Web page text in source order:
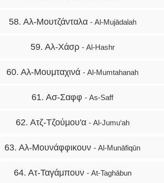
58. Αλ-Μουτζάνταλα - Al-Mujādalah
59. Αλ-Χάσρ - Al-Hashr
60. Αλ-Μουμταχινά - Al-Mumtahanah
61. Ασ-Σαφφ - As-Saff
62. Ατζ-Τζούμου'α - Al-Jumu‘ah
63. Αλ-Μουνάφφικουν - Al-Munāfiqūn
64. Ατ-Ταγάμπουν - At-Taghābun